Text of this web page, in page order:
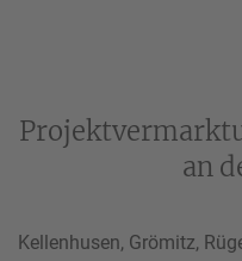
an
Kellenhusen, Grömitz,